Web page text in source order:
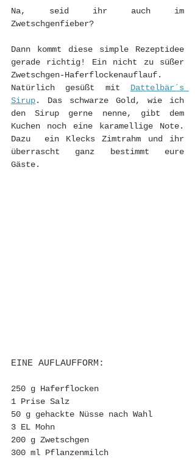
Na, seid ihr auch im
Zwetschgenfieber?
Dann kommt diese simple Rezeptidee
gerade richtig! Ein nicht zu süßer
Zwetschgen-Haferflockenauflauf.
Natürlich gesüßt mit Dattelbär´s
Sirup. Das schwarze Gold, wie ich
den Sirup gerne nenne, gibt dem
Kuchen noch eine karamellige Note.
Dazu  ein Klecks Zimtrahm und ihr
überrascht ganz bestimmt eure
Gäste.
EINE AUFLAUFFORM:
250 g Haferflocken
1 Prise Salz
50 g gehackte Nüsse nach Wahl
3 EL Mohn
200 g Zwetschgen
300 ml Pflanzenmilch